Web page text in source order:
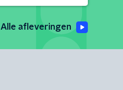
Alle afleveringen